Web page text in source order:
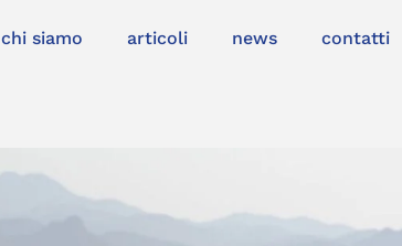
chi siamo articoli news contatti